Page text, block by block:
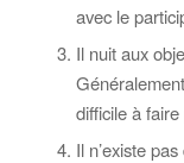
avec le
Il nuit aux
difficile à
Il n’existe